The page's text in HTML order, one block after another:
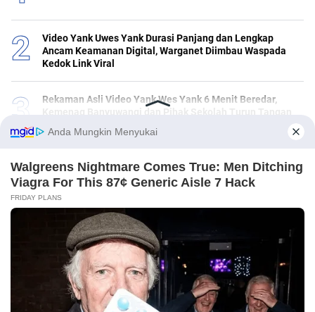
Video Yank Uwes Yank Durasi Panjang dan Lengkap
Ancam Keamanan Digital, Warganet Diimbau Waspada
Kedok Link Viral
Rekaman Asli Video Yank Wes Yank 6 Menit Beredar,
Versi, Netizen Gencar Berburu Link
HEBOH! Video Yank Uwes Yank Gegerkan Banyuwangi,
Polisi dan Dinas Pendidikan Lakukan Penelusuran